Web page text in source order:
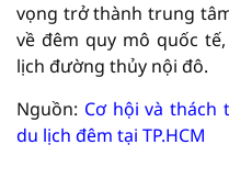
vọng trở thành trung
về đêm quy mô quốc
lịch đường thủy nội đô.
Nguồn: Cơ hội và
du lịch đêm tại TP.HCM